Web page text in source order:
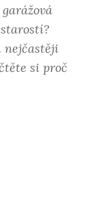
nejčastěji
si proč